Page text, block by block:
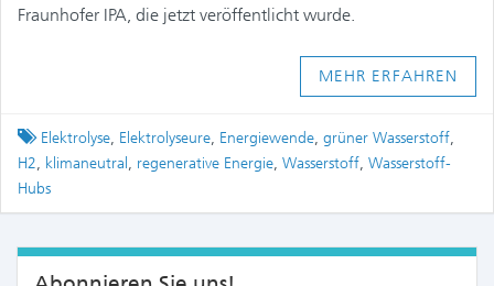
Fraunhofer IPA, die jetzt veröffentlicht wurde.
MEHR ERFAHREN
Tagged
Elektrolyse, Elektrolyseure, Energiewende, grüner Wasserstoff,
H2, klimaneutral , regenerative Energie, Wasserstoff, Wasserstoff-
Hubs